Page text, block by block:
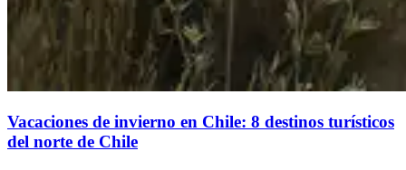
Vacaciones de invierno en Chile: 8 destinos turísticos
del norte de Chile